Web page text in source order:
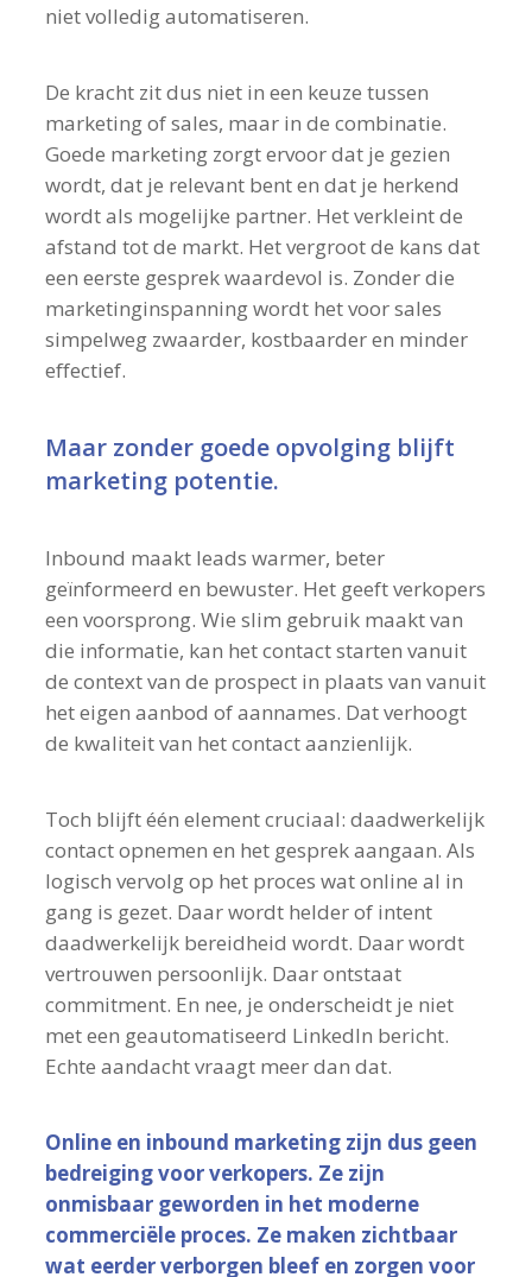
niet volledig automatiseren.
De kracht zit dus niet in een keuze tussen
marketing of sales, maar in de combinatie.
Goede marketing zorgt ervoor dat je gezien
wordt, dat je relevant bent en dat je herkend
wordt als mogelijke partner. Het verkleint de
afstand tot de markt. Het vergroot de kans dat
een eerste gesprek waardevol is. Zonder die
marketinginspanning wordt het voor sales
simpelweg zwaarder, kostbaarder en minder
effectief.
Maar zonder goede opvolging blijft
marketing potentie.
Inbound maakt leads warmer, beter
geïnformeerd en bewuster. Het geeft verkopers
een voorsprong. Wie slim gebruik maakt van
die informatie, kan het contact starten vanuit
de context van de prospect in plaats van vanuit
het eigen aanbod of aannames. Dat verhoogt
de kwaliteit van het contact aanzienlijk.
Toch blijft één element cruciaal: daadwerkelijk
contact opnemen en het gesprek aangaan. Als
logisch vervolg op het proces wat online al in
gang is gezet. Daar wordt helder of intent
daadwerkelijk bereidheid wordt. Daar wordt
vertrouwen persoonlijk. Daar ontstaat
commitment. En nee, je onderscheidt je niet
met een geautomatiseerd LinkedIn bericht.
Echte aandacht vraagt meer dan dat.
Online en inbound marketing zijn dus geen
bedreiging voor verkopers. Ze zijn
onmisbaar geworden in het moderne
commerciële proces. Ze maken zichtbaar
wat eerder verborgen bleef en zorgen voor